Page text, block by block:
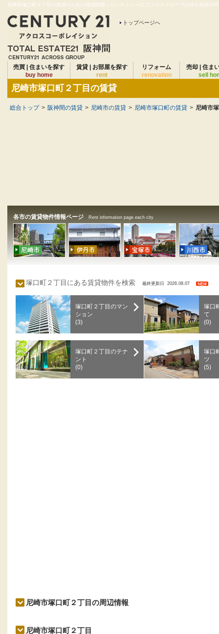
尼崎市塚口町２丁目の賃貸のための地域情報｜センチュリー21アクロスグループは仲介実績28
トップページへ
売買 | 住まいを探す
buy home
賃貸 | お部屋を探す
rent
リフォーム
renovation
売却 | 住ま
sell
尼崎市塚口町２丁目の賃貸
総合トップ > 阪神間の賃貸 > 尼崎市の賃貸 > 尼崎市塚口町の賃貸 > 尼崎市
各市の賃貸物件情報ページ Rent information page each city
塚口町２丁目にある賃貸物件を検索 最終更新日 2026.08.07
塚口町２丁目のマン
ション
(3)
塚口
て
(0)
塚口町２丁目のテナ
ント
(0)
塚口
ツ
(5)
尼崎市塚口町２丁目の周辺情報
尼崎市塚口町２丁目